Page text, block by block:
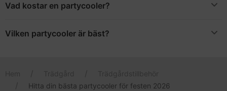
en patycooler på cirka 65 liter.
Vad kostar en partycooler?
du satsar på metall. Priserna varierar vanligtvis mellan 1500
Vilken partycooler är bäst?
Hitta din bästa partycooler för festen 2026